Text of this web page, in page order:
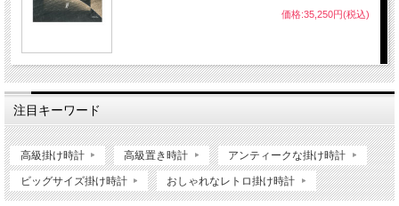
価格:35,250円(税込)
注目キーワード
高級掛け時計 高級置き時計 アンティークな掛け時計
ビッグサイズ掛け時計 おしゃれなレトロ掛け時計